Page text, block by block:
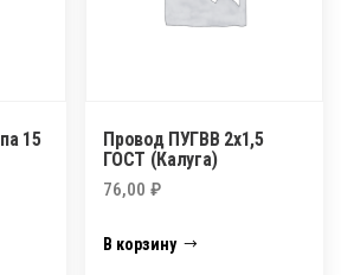
15
Провод ПУГВВ 2х1,5
ГОСТ (Калуга)
76,00₽
В корзину